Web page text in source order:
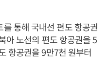
통해 국내선 편도 항공권
아 노선의 편도 항공권을 5
항공권을 9만7천 원부터